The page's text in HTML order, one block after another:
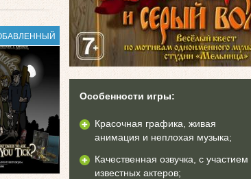
Особенности игры:
Красочная графика, живая
анимация и неплохая музыка;
Качественная озвучка, с участием
известных актеров;